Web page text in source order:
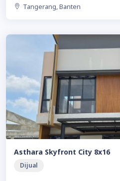
Tangerang, Banten
Asthara Skyfront City 8x16
Dijual